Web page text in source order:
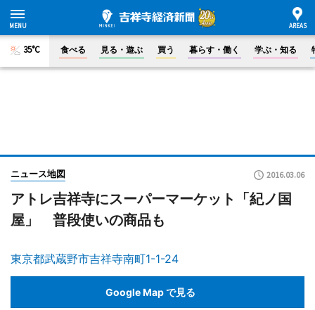
35°C 食べる 見る・遊ぶ 買う 暮らす・働く 学ぶ・知る
ニュース地図 2016.03.06
アトレ吉祥寺にスーパーマーケット「紀ノ国
屋」 普段使いの商品も
東京都武蔵野市吉祥寺南町1-1-24
Google Map で見る